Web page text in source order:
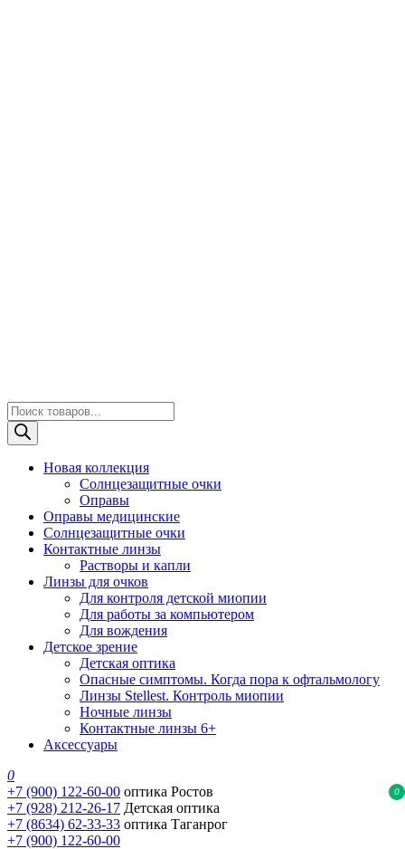
Поиск
товаров
Новая коллекция
Солнцезащитные очки
Оправы
Оправы медицинские
Солнцезащитные очки
Контактные линзы
Растворы и капли
Линзы для очков
Для контроля детской миопии
Для работы за компьютером
Для вождения
Детское зрение
Детская оптика
Опасные симптомы. Когда пора к офтальмологу
Линзы Stellest. Контроль миопии
Ночные линзы
Контактные линзы 6+
Аксессуары
0
0
+7 (900) 122-60-00 оптика Ростов
+7 (928) 212-26-17 Детская оптика
+7 (8634) 62-33-33 оптика Таганрог
+7 (900) 122-60-00